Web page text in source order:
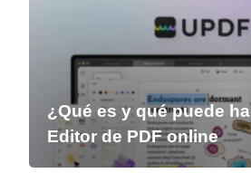
¿Qué es y qué puede
Editor de PDF online